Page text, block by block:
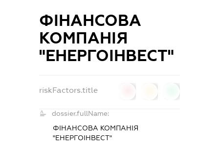
ФІНАНСОВА
КОМПАНІЯ
"ЕНЕРГОІНВЕСТ"
riskFactors.title
dossier.fullName:
ФІНАНСОВА КОМПАНІЯ
"ЕНЕРГОІНВЕСТ"